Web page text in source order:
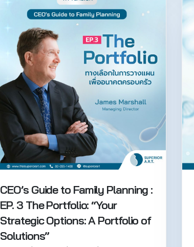
CEO’s Guide to Family Planning :
EP. 3 The Portfolio: “Your
Strategic Options: A Portfolio of
Solutions”